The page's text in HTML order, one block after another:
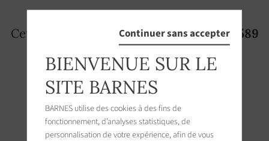
Cette page n'existe plus! L'annonce3394589
Continuer sans accepter
BIENVENUE SUR LE
SITE BARNES
BARNES utilise des cookies à des fins de
fonctionnement, d’analyses statistiques, de
personnalisation de votre expérience, afin de vous